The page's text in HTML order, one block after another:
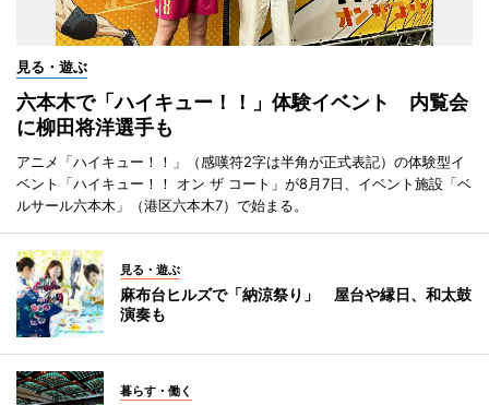
見る・遊ぶ
六本木で「ハイキュー！！」体験イベント 内覧会
に柳田将洋選手も
アニメ「ハイキュー！！」（感嘆符2字は半角が正式表記）の体験型イ
ベント「ハイキュー！！ オン ザ コート」が8月7日、イベント施設「ベ
ルサール六本木」（港区六本木7）で始まる。
見る・遊ぶ
麻布台ヒルズで「納涼祭り」 屋台や縁日、和太鼓
演奏も
暮らす・働く